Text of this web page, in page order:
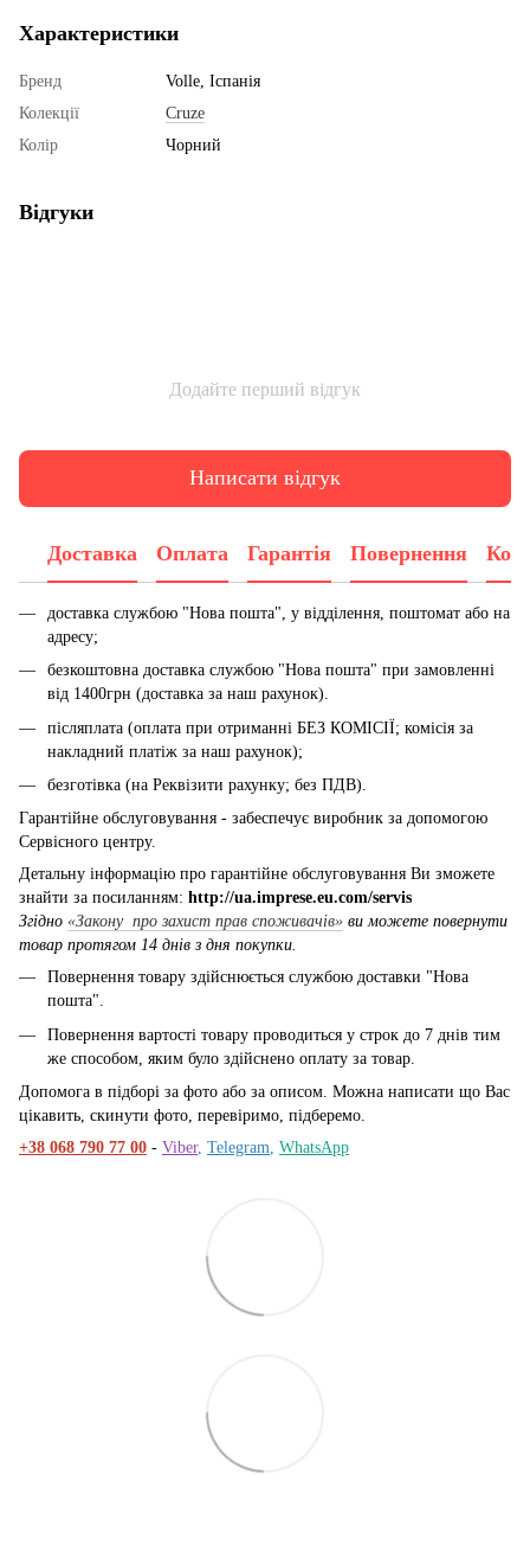
Характеристики
Бренд
Volle, Іспанія
Колекції
Cruze
Колір
Чорний
Відгуки
Додайте перший відгук
Написати відгук
Доставка Оплата Гарантія Повернення
доставка службою "Нова пошта", у відділення, поштомат або на
адресу;
безкоштовна доставка службою "Нова пошта" при замовленні
від 1400грн (доставка за наш рахунок).
післяплата (оплата при отриманні БЕЗ КОМІСІЇ; комісія за
накладний платіж за наш рахунок);
безготівка (на Реквізити рахунку; без ПДВ).
Гарантійне обслуговування - забеспечує виробник за допомогою
Сервісного центру.
Детальну інформацію про гарантійне обслуговування Ви зможете
знайти за посиланням: http://ua.imprese.eu.com/servis
Згідно «Закону про захист прав споживачів» ви можете повернути
товар протягом 14 днів з дня покупки.
Повернення товару здійснюється службою доставки "Нова
пошта".
Повернення вартості товару проводиться у строк до 7 днів тим
же способом, яким було здійснено оплату за товар.
Допомога в підборі за фото або за описом. Можна написати що Вас
цікавить, скинути фото, перевіримо, підберемо.
+38 068 790 77 00 - Viber, Telegram, WhatsApp